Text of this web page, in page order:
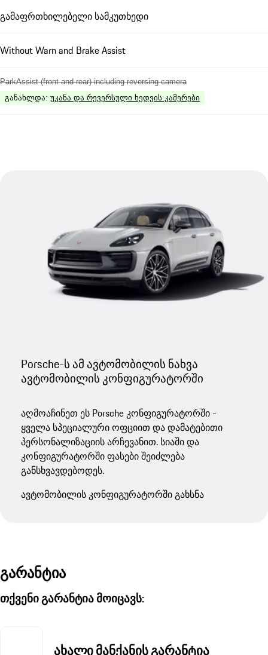
გამაფრთხილებელი სამკუთხედი
Without Warn and Brake Assist
ParkAssist (front and rear) including reversing camera
განახლდა: უკანა და რევერსული ხედვის კამერები
Porsche-ს ამ ავტომობილის ნახვა
ავტომობილის კონფიგურატორში
აღმოაჩინეთ ეს Porsche კონფიგურატორში -
ყველა სპეციალური ოფციით და დამატებითი
პერსონალიზაციის არჩევანით. სიაში და
კონფიგურატორში ფასები შეიძლება
განსხვავდებოდეს.
ავტომობილის კონფიგურატორში გახსნა
გარანტია
თქვენი გარანტია მოიცავს:
ახალი მანქანის გარანტია